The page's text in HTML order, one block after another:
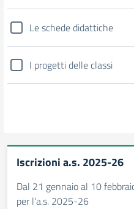
Le schede didattiche
I progetti delle classi
Iscrizioni a.s. 2025-26
Dal 21 gennaio al 10
per l'a.s. 2025-26